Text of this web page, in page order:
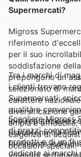
Supermercati?
Migross
riferimento
per il suo
soddisfazione
propongono un
selezionato di
carattere
diversificazione
ampia e
esigenza di
occasioni speciali.
Tra i marchi di
i clienti trovano
Supermercati,
qualità e
loro reputazione
riscuotono tra i
facilmente
volantini
Scegliere Migross
di prezzi
prodotti e di un
dedicate ai marchi